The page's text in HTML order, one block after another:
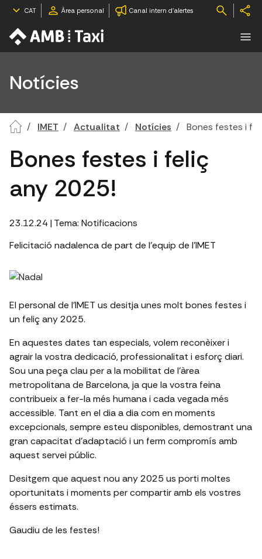
CAT Àrea personal Canal intern d'alertes
Notícies
IMET Actualitat Notícies Bones festes i
Bones festes i feliç
any 2025!
23.12.24 | Tema: Notificacions
Felicitació nadalenca de part de l'equip de l'IMET
El personal de l'IMET us desitja unes molt bones festes i
un feliç any 2025.
En aquestes dates tan especials, volem reconèixer i
agrair la vostra dedicació, professionalitat i esforç diari.
Sou una peça clau per a la mobilitat de l'àrea
metropolitana de Barcelona, ja que la vostra feina
contribueix a fer-la més humana i cada vegada més
accessible. Tant en el dia a dia com en moments
excepcionals, sempre esteu disponibles, demostrant una
gran capacitat d’adaptació i un ferm compromís amb
aquest servei públic.
Desitgem que aquest nou any 2025 us porti moltes
oportunitats i moments per compartir amb els vostres
éssers estimats.
Gaudiu de les festes!